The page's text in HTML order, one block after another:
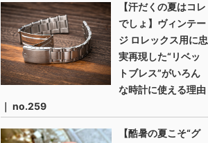
【汗だくの夏はコレ
でしょ】ヴィンテー
ジ ロレックス用に忠
実再現した“リベッ
トブレス”がいろん
な時計に使える理由
｜ no.259
【酷暑の夏こそ“グ